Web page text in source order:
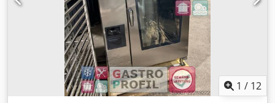
više informacija!
1 / 12